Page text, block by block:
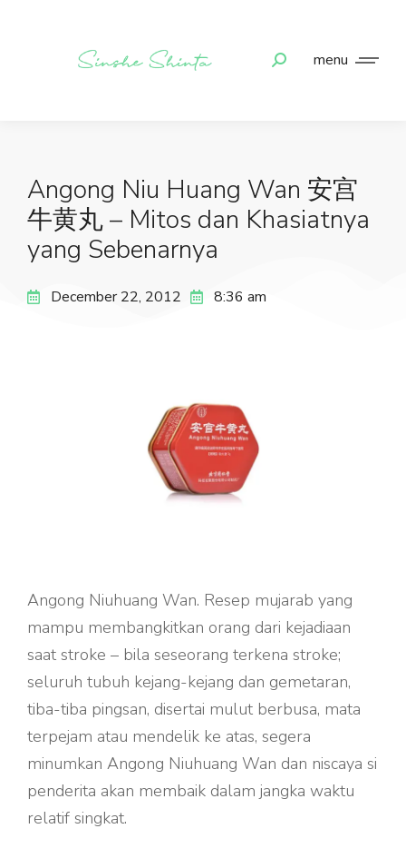
menu
Angong Niu Huang Wan 安宫
牛黄丸 – Mitos dan Khasiatnya
yang Sebenarnya
December 22, 2012 8:36 am
Angong Niuhuang Wan. Resep mujarab yang
mampu membangkitkan orang dari kejadiaan
saat stroke – bila seseorang terkena stroke;
seluruh tubuh kejang-kejang dan gemetaran,
tiba-tiba pingsan, disertai mulut berbusa, mata
terpejam atau mendelik ke atas, segera
minumkan Angong Niuhuang Wan dan niscaya si
penderita akan membaik dalam jangka waktu
relatif singkat.